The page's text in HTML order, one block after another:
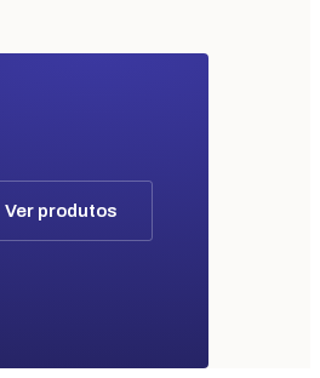
Ver produtos